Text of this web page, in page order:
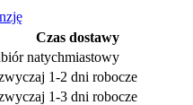
Czas dostawy
natychmiastowy
1-2 dni robocze
1-3 dni robocze